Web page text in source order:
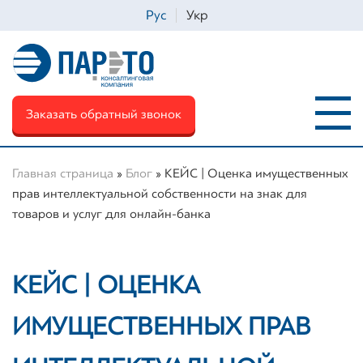
Рус Укр
Заказать обратный звонок
Главная страница » Блог » КЕЙС | Оценка имущественных
прав интеллектуальной собственности на знак для
товаров и услуг для онлайн-банка
КЕЙС | ОЦЕНКА
ИМУЩЕСТВЕННЫХ ПРАВ
Ім'я*
Телефон
Email